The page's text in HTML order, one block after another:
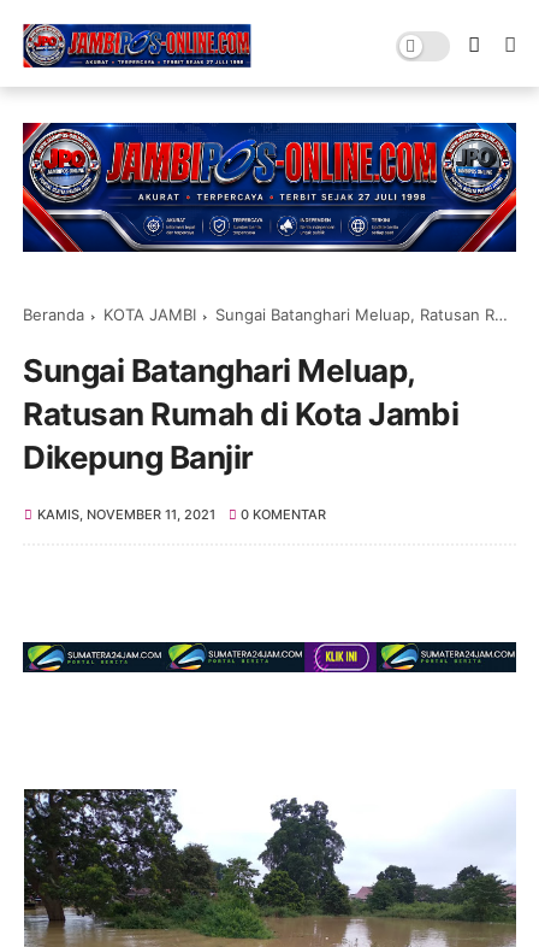
Beranda KOTA JAMBI Sungai Batanghari Meluap, Ratusan Rumah di Kota Jambi Dikepung Banjir
Sungai Batanghari Meluap,
Ratusan Rumah di Kota Jambi
Dikepung Banjir
KAMIS, NOVEMBER 11, 2021 0 KOMENTAR